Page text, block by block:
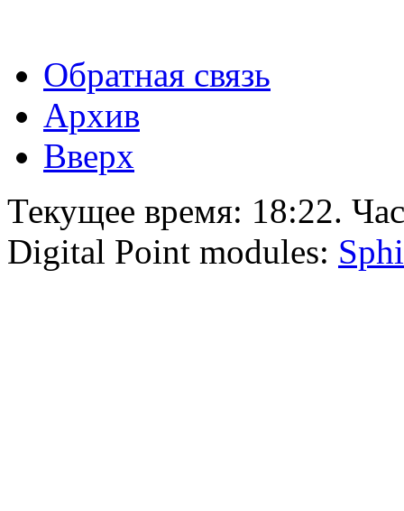
Обратная связь
Архив
Вверх
Текущее время: 18:22.
Digital Point modules: